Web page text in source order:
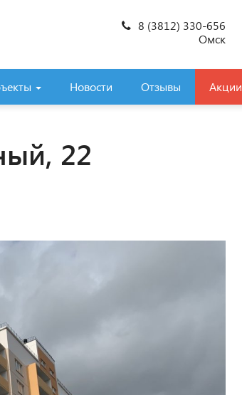
8 (3812) 330-656
Омск
Новости Отзывы Акции
22